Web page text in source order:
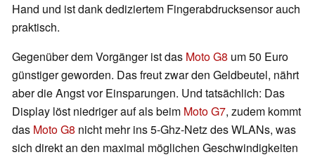
Hand und ist dank dediziertem Fingerabdrucksensor auch
praktisch.
Gegenüber dem Vorgänger ist das Moto G8 um 50 Euro
günstiger geworden. Das freut zwar den Geldbeutel, nährt
aber die Angst vor Einsparungen. Und tatsächlich: Das
Display löst niedriger auf als beim Moto G7, zudem kommt
das Moto G8 nicht mehr ins 5-Ghz-Netz des WLANs, was
sich direkt an den maximal möglichen Geschwindigkeiten